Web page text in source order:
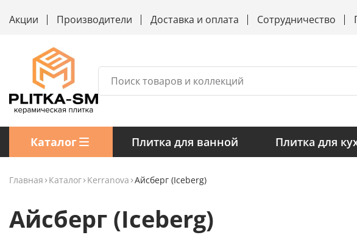
Акции Производители Доставка и оплата Сотрудничество
Каталог Плитка для ванной Плитка для
Главная Каталог Kerranova Айсберг (Iceberg)
Айсберг (Iceberg)